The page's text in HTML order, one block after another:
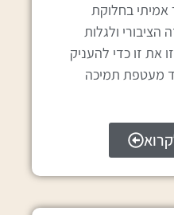
אמיתי בחלוקת
ולגלות
את זו כדי להעניק
מעטפת תמיכה